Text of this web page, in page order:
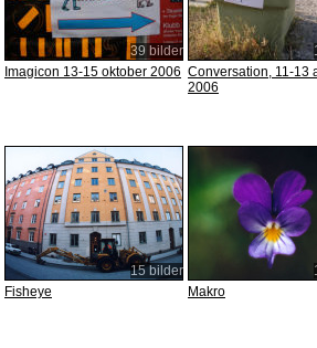
Imagicon 13-15 oktober 2006
39 bilder
Conversation, 11-13
2006
Fisheye
15 bilder
Makro